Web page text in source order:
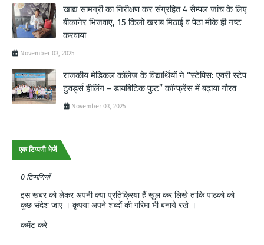
खाद्य सामग्री का निरीक्षण कर संग्रहित 4 सैम्पल जांच के लिए
बीकानेर भिजवाए, 15 किलो खराब मिठाई व पेठा मौके ही नष्ट
करवाया
November 03, 2025
राजकीय मेडिकल कॉलेज के विद्यार्थियों ने “स्टेपिस: एवरी स्टेप
टुवर्ड्स हीलिंग – डायबिटिक फुट” कॉन्फ्रेंस में बढ़ाया गौरव
November 03, 2025
एक टिप्पणी भेजें
0 टिप्पणियाँ
इस खबर को लेकर अपनी क्या प्रतिक्रिया हैं खुल कर लिखे ताकि पाठको को
कुछ संदेश जाए । कृपया अपने शब्दों की गरिमा भी बनाये रखे ।
कमेंट करे